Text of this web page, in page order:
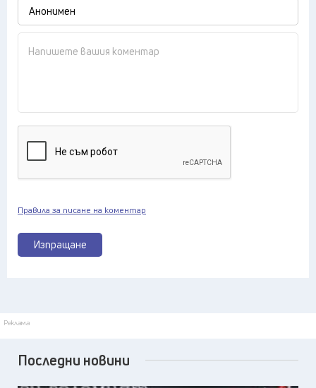
Изпращане
Правила за писане на коментар
Реклама
Последни новини